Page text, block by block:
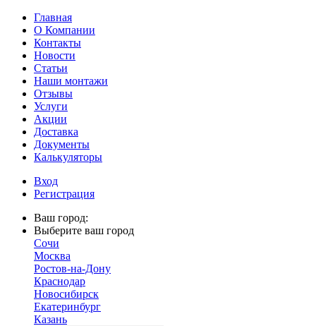
Главная
О Компании
Контакты
Новости
Статьи
Наши монтажи
Отзывы
Услуги
Акции
Доставка
Документы
Калькуляторы
Вход
Регистрация
Ваш город:
Выберите ваш город
Сочи
Москва
Ростов-на-Дону
Краснодар
Новосибирск
Екатеринбург
Казань